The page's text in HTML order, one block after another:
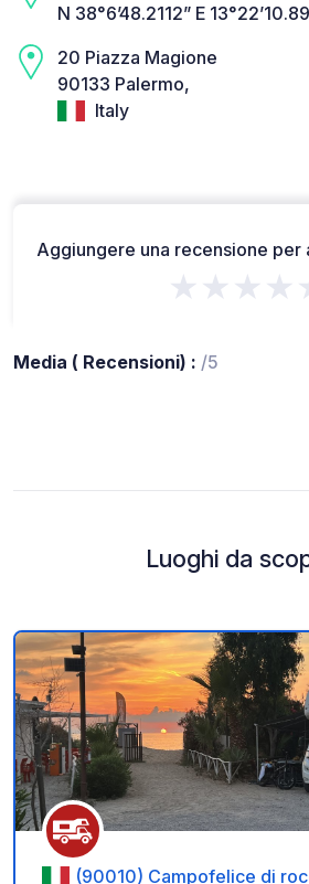
N 38°6’48.2112” E
20 Piazza Magione
90133 Palermo,
Italy
Aggiungere una recensione per
Media ( Recensioni) : /5
Luoghi da
(90010) Campofelice di